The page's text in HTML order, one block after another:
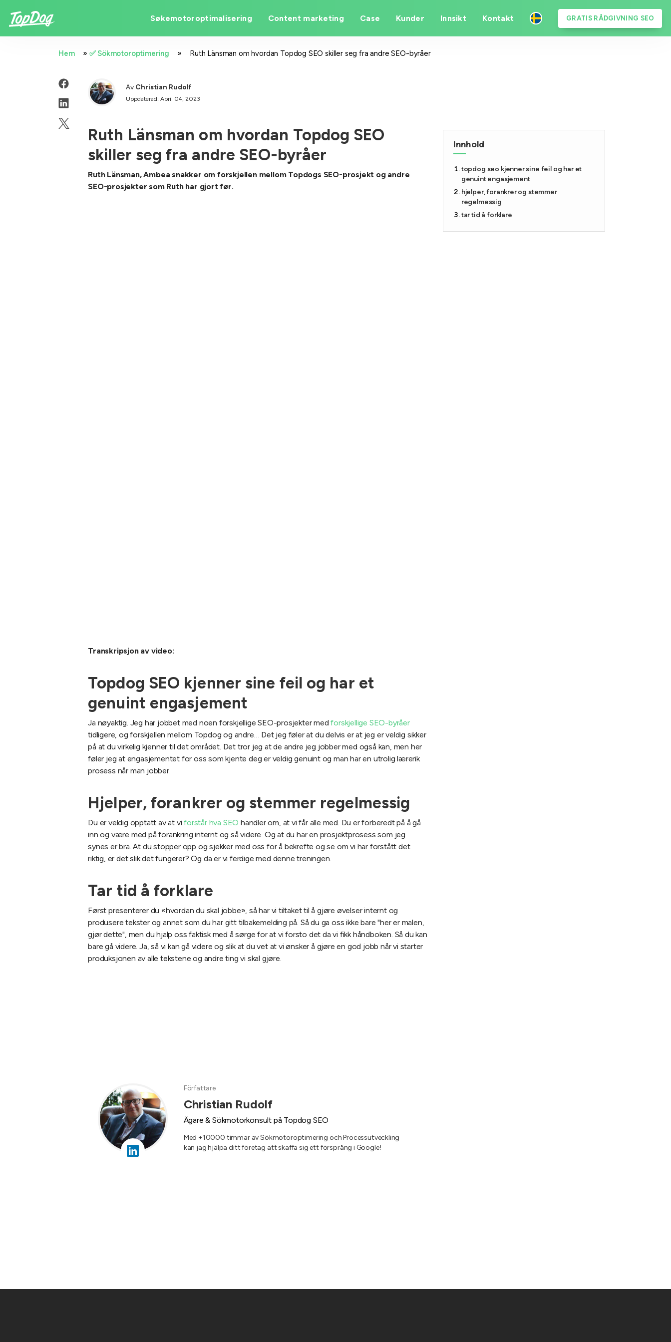
Søkemotoroptimalisering Content marketing Case Kunder Innsikt Kontakt GRATIS RÅDGIVNING SEO
Hem » ✅ Sökmotoroptimering » Ruth Länsman om hvordan Topdog SEO skiller seg fra andre SEO-byråer
Av Christian Rudolf
Uppdaterad: April 04, 2023
Ruth Länsman om hvordan Topdog SEO
skiller seg fra andre SEO-byråer
Ruth Länsman, Ambea snakker om forskjellen mellom Topdogs SEO-prosjekt og andre
SEO-prosjekter som Ruth har gjort før.
Transkripsjon av video:
Topdog SEO kjenner sine feil og har et
genuint engasjement
Ja nøyaktig. Jeg har jobbet med noen forskjellige SEO-prosjekter medforskjellige SEO-byråer
tidligere, og forskjellen mellom Topdog og andre… Det jeg føler at du delvis er at jeg er veldig sikker
på at du virkelig kjenner til det området. Det tror jeg at de andre jeg jobber med også kan, men her
føler jeg at engasjementet for oss som kjente deg er veldig genuint og man har en utrolig lærerik
prosess når man jobber.
Hjelper, forankrer og stemmer regelmessig
Du er veldig opptatt av at viforstår hva SEO handler om, at vi får alle med. Du er forberedt på å gå
inn og være med på forankring internt og så videre. Og at du har en prosjektprosess som jeg
synes er bra. At du stopper opp og sjekker med oss for å bekrefte og se om vi har forstått det
riktig, er det slik det fungerer? Og da er vi ferdige med denne treningen.
Tar tid å forklare
Først presenterer du «hvordan du skal jobbe», så har vi tiltaket til å gjøre øvelser internt og
produsere tekster og annet som du har gitt tilbakemelding på. Så du ga oss ikke bare "her er malen,
gjør dette", men du hjalp oss faktisk med å sørge for at vi forsto det da vi fikk håndboken. Så du kan
bare gå videre. Ja, så vi kan gå videre og slik at du vet at vi ønsker å gjøre en god jobb når vi starter
produksjonen av alle tekstene og andre ting vi skal gjøre.
Innhold
topdog seo kjenner sine feil og har et
genuint engasjement
hjelper, forankrer og stemmer
regelmessig
tar tid å forklare
Författare
Christian Rudolf
Ägare & Sökmotorkonsult på Topdog SEO
Med +10000 timmar av Sökmotoroptimering och Processutveckling
kan jag hjälpa ditt företag att skaffa sig ett försprång i Google!